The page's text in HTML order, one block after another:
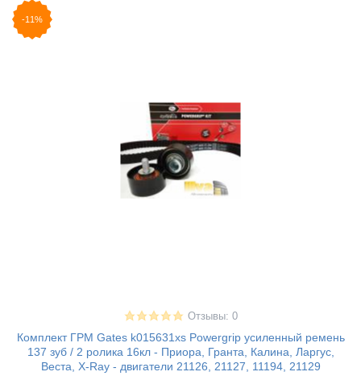
-11%
Отзывы: 0
Комплект ГРМ Gates k015631xs Powergrip усиленный ремень
137 зуб / 2 ролика 16кл - Приора, Гранта, Калина, Ларгус,
Веста, X-Ray - двигатели 21126, 21127, 11194, 21129